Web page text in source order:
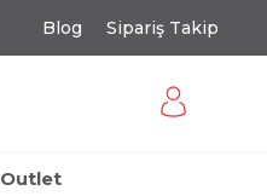
Blog Sipariş Takip
Outlet